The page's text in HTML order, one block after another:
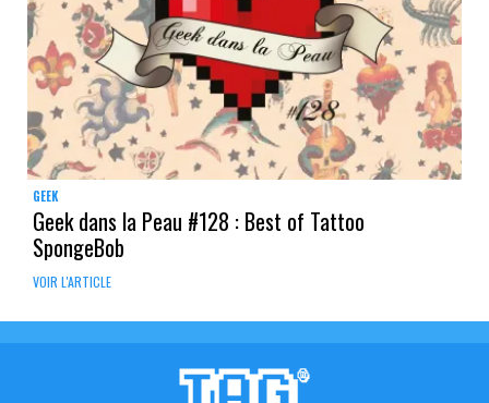
GEEK
Geek dans la Peau #128 : Best of Tattoo
SpongeBob
VOIR L'ARTICLE